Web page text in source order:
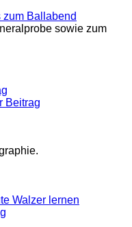
zum Ballabend
sowie zum
Beitrag
Walzer lernen